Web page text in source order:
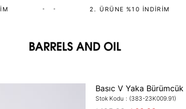
• 2.⁠ ⁠ÜRÜNE %10 İNDIRIM
Basıc V Yaka
Stok Kodu (383-23K009.91)